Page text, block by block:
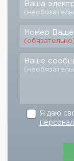
Ваша
Номер
Ваше
Я даю